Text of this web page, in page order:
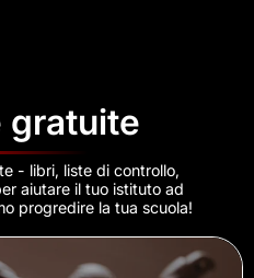
gratuite
- libri, liste di controllo,
aiutare il tuo istituto ad
progredire la tua scuola!